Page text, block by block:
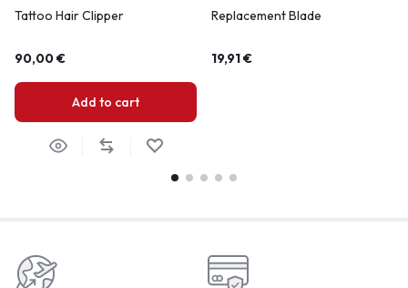
Tattoo Hair Clipper
90,00€
Add to cart
Replacement Blade
19,91€